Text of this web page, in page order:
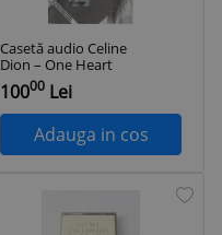
Casetă audio Celine
Dion ‎– One Heart
10000 Lei
Adauga in cos